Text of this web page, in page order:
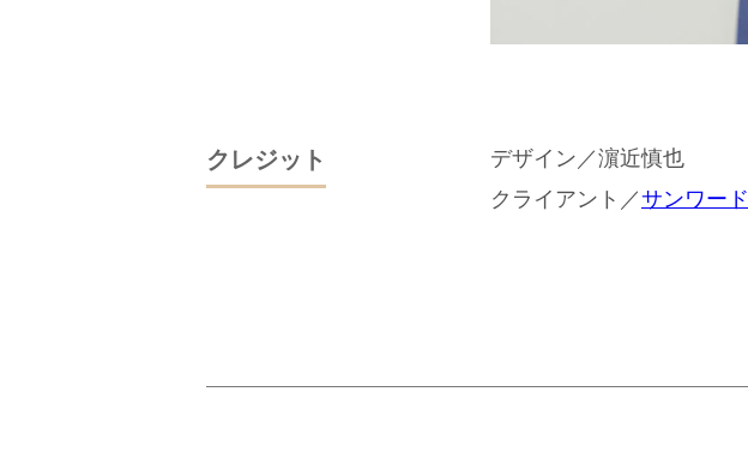
クレジット
デザイン／濵近慎也
クライアント／サンワード